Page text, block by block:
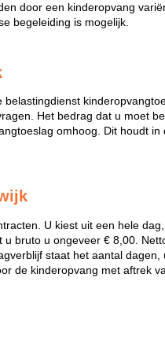
door een kinderopvang
begeleiding is mogelijk.
Het bedrag dat u moet
omhoog. Dit houdt
U kiest uit een hele
u bruto u ongeveer € 8,00.
staat het aantal dagen,
de kinderopvang met aftrek